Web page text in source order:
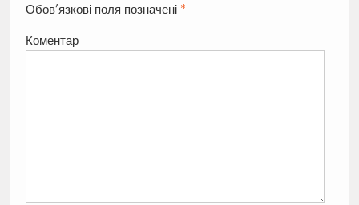
Обов’язкові поля позначені *
Коментар